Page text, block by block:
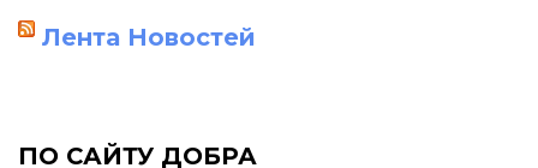
Лента Новостей
ПО САЙТУ ДОБРА